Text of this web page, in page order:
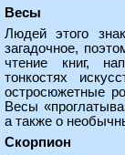
Весы
Людей этого
загадочное,
чтение книг,
тонкостях
остросюжетные
Весы
а также о
Скорпион